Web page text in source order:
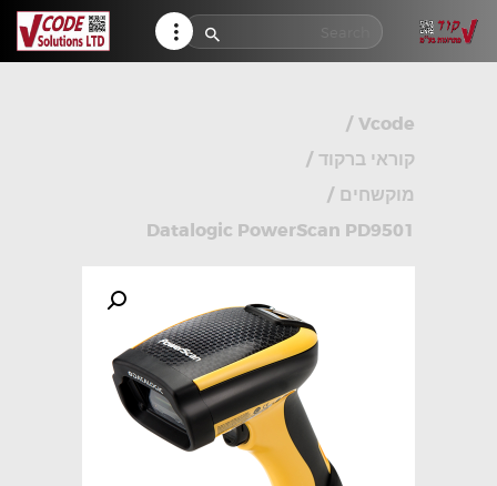
HELP CENTER
Vcode
/
קוראי ברקוד /
מוקשחים /
Datalogic PowerScan PD9501